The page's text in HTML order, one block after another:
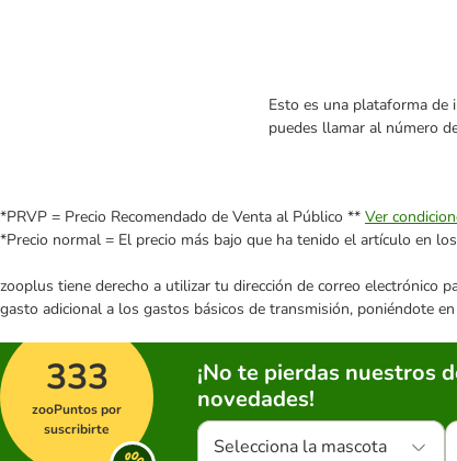
Esto es una plataforma de
puedes llamar al número
*PRVP = Precio Recomendado de Venta al Público ** Ver
*Precio normal = El precio más bajo que ha tenido el artículo en
zooplus tiene derecho a utilizar tu dirección de correo electrónico
gasto adicional a los gastos básicos de transmisión, poniéndote
333
zooPuntos por
suscribirte
¡No te pierdas nuestros
novedades!
Selecciona la mascota